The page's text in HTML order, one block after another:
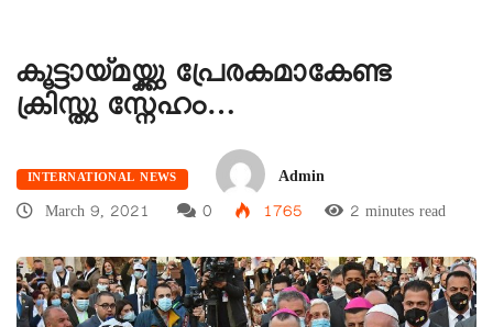
കൂട്ടായ്മയ്ക്കു പ്രേരകമാകേണ്ട
ക്രിസ്തു സ്നേഹം…
INTERNATIONAL NEWS
Admin
March 9, 2021
0 1765 2 minutes read